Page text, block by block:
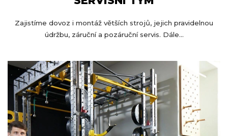
Zajistíme dovoz i montáž větších strojů, jejich pravidelnou
údržbu, záruční a pozáruční servis. Dále...